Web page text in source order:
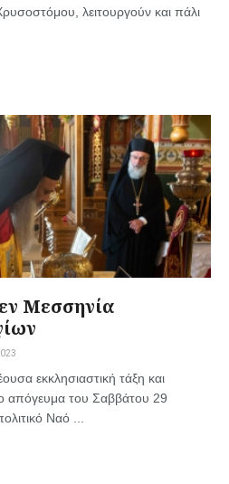
λειτουργούν και πάλι
Μεσσηνία
εκκλησιαστική τάξη και
απόγευμα του Σαββάτου 29
Ναό ...